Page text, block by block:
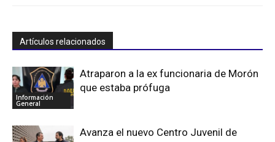
Artículos relacionados
Información
General
Atraparon a la ex funcionaria de Morón
que estaba prófuga
Avanza el nuevo Centro Juvenil de